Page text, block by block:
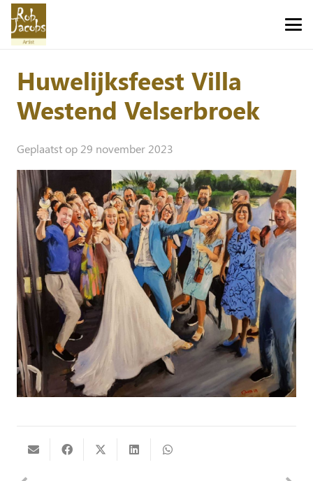
Huwelijksfeest Villa
Westend Velserbroek
Geplaatst op 29 november 2023